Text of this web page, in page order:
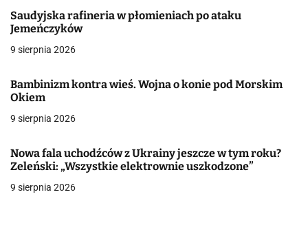
a
c
a
w
i
s
Saudyjska rafineria w płomieniach po ataku
Jemeńczyków
9 sierpnia 2026
Bambinizm kontra wieś. Wojna o konie pod Morskim
Okiem
9 sierpnia 2026
Nowa fala uchodźców z Ukrainy jeszcze w tym roku?
Zeleński: „Wszystkie elektrownie uszkodzone”
9 sierpnia 2026